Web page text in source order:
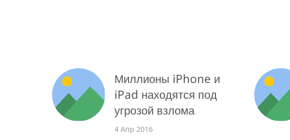
Миллионы iPhone и
iPad находятся под
угрозой взлома
4 Апр 2016